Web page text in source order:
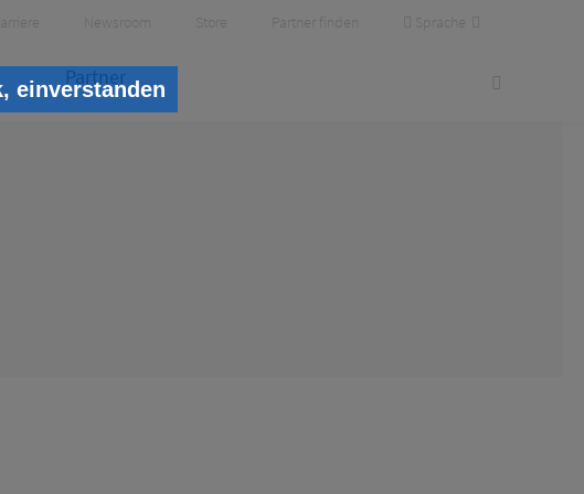
einverstanden
Newsroom Store Partner finden Sprache
Partner